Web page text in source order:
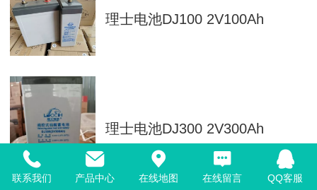
理士电池DJ100 2V100Ah
理士电池DJ300 2V300Ah
联系我们 产品中心 在线地图 在线留言 QQ客服